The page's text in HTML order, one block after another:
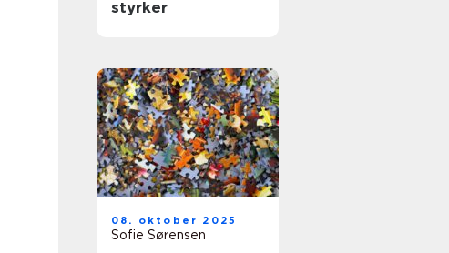
styrker
08. oktober 2025
Sofie Sørensen